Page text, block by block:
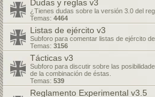
Dudas y reglas v3
¿Tienes dudas sobre la versión 3.0 del
Temas: 4464
Listas de ejército v3
Subforo para comentar listas de ejército
Temas: 3156
Tácticas v3
Subforo para discutir sobre las
de la combinación de éstas.
Temas: 539
Reglamento Experimental v3.5